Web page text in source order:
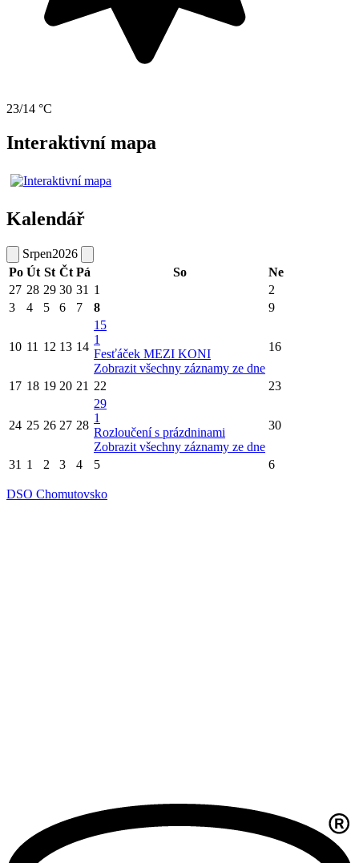
23/14 °C
Interaktivní mapa
Kalendář
Srpen2026
Po Út St Čt Pá So
Ne
27 28 29 30 31 1
2
3
4 5 6 7 8 9
10 11 12 13 14
15
1
Fesťáček MEZI KONI
Zobrazit všechny záznamy ze dne
16
17 18 19 20 21 22 23
24 25 26 27 28
29
1
Rozloučení s prázdninami
Zobrazit všechny záznamy ze dne
30
31 1 2 3 4 5 6
DSO Chomutovsko